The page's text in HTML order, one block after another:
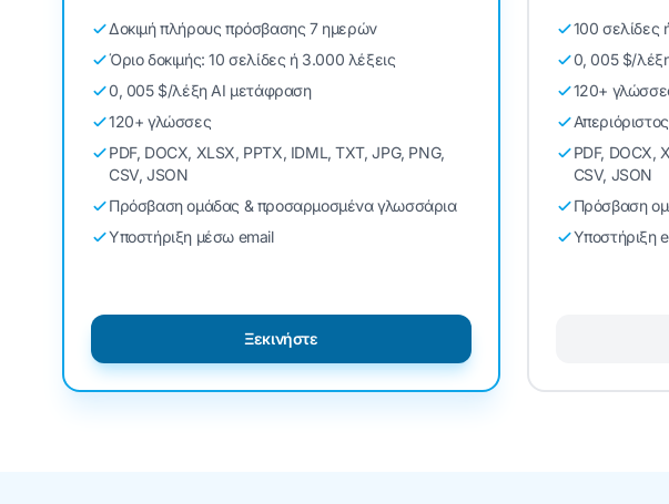
Δοκιμή πλήρους πρόσβασης 7 ημερών
Όριο δοκιμής: 10 σελίδες ή 3.000 λέξεις
0, 005 $/λέξη AI μετάφραση
120+ γλώσσες
PDF, DOCX, XLSX, PPTX, IDML, TXT, JPG, PNG,
CSV, JSON
Πρόσβαση ομάδας & προσαρμοσμένα γλωσσάρια
Υποστήριξη μέσω email
Ξεκινήστε
100 σελίδες
0, 005 $/
120+
PDF, DOCX,
CSV, JSON
Πρόσβαση
Υποστήριξη